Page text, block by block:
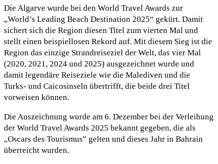
Die Algarve wurde bei den World Travel Awards zur
„World’s Leading Beach Destination 2025“ gekürt. Damit
sichert sich die Region diesen Titel zum vierten Mal und
stellt einen beispiellosen Rekord auf. Mit diesem Sieg ist die
Region das einzige Strandreiseziel der Welt, das vier Mal
(2020, 2021, 2024 und 2025) ausgezeichnet wurde und
damit legendäre Reiseziele wie die Malediven und die
Turks- und Caicosinseln übertrifft, die beide drei Titel
vorweisen können.
Die Auszeichnung wurde am 6. Dezember bei der Verleihung
der World Travel Awards 2025 bekannt gegeben, die als
„Oscars des Tourismus” gelten und dieses Jahr in Bahrain
überreicht wurden.